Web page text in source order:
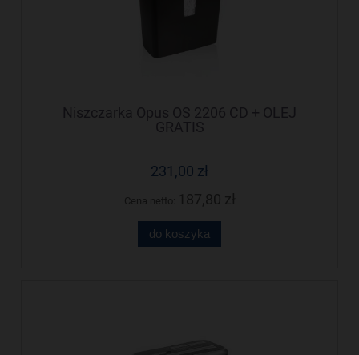
Niszczarka Opus OS 2206 CD + OLEJ
GRATIS
231,00 zł
do koszyka